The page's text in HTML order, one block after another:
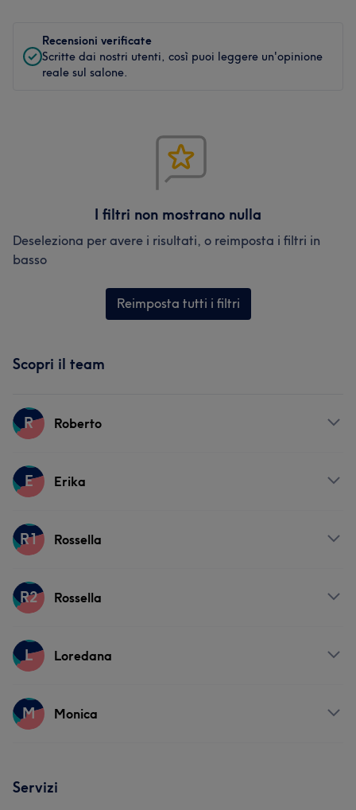
Recensioni verificate
Scritte dai nostri utenti, così puoi leggere un'opinione
reale sul salone.
I filtri non mostrano nulla
Deseleziona per avere i risultati, o reimposta i filtri in
basso
Reimposta tutti i filtri
Scopri il team
R Roberto
Servizi
E Erika
Servizi
R1 Rossella
Servizi
R2 Rossella
Servizi
L Loredana
Servizi
M Monica
Servizi